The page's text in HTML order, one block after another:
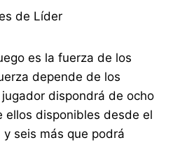
de Líder
es la fuerza de los
depende de los
jugador dispondrá de ocho
ellos disponibles desde el
seis más que podrá